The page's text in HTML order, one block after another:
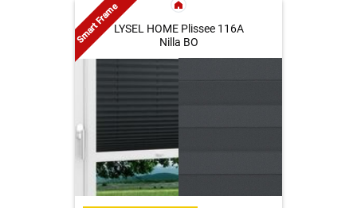
LYSEL HOME Plissee 116A
Nilla BO
Smart Frame